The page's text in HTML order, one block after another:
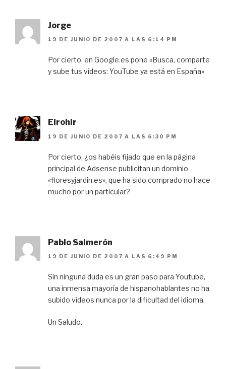
Jorge
19 DE JUNIO DE 2007 A LAS 6:14 PM
Por cierto, en Google.es pone «Busca, comparte
y sube tus vídeos: YouTube ya está en España»
Elrohir
19 DE JUNIO DE 2007 A LAS 6:30 PM
Por cierto, ¿os habéis fijado que en la página
principal de Adsense publicitan un dominio
«floresyjardin.es», que ha sido comprado no hace
mucho por un particular?
Pablo Salmerón
19 DE JUNIO DE 2007 A LAS 6:49 PM
Sin ninguna duda es un gran paso para Youtube,
una inmensa mayoría de hispanohablantes no ha
subido vídeos nunca por la dificultad del idioma.
Un Saludo.